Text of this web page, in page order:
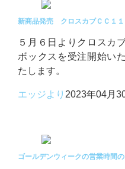
新商品発売 クロスカブＣＣ１１
５月６日よりクロスカ
ボックスを受注開始い
たします。
エッジより 2023年04月
ゴールデンウィークの営業時間